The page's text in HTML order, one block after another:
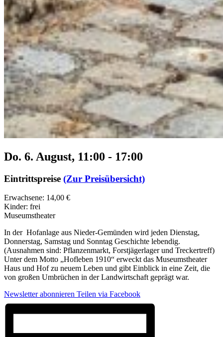
Do. 6. August, 11:00 - 17:00
Eintrittspreise (Zur Preisübersicht)
Erwachsene: 14,00 €
Kinder: frei
Museumstheater
In der Hofanlage aus Nieder-Gemünden wird jeden Dienstag,
Donnerstag, Samstag und Sonntag Geschichte lebendig.
(Ausnahmen sind: Pflanzenmarkt, Forstjägerlager und Treckertreff)
Unter dem Motto „Hofleben 1910“ erweckt das Museumstheater
Haus und Hof zu neuem Leben und gibt Einblick in eine Zeit, die
von großen Umbrüchen in der Landwirtschaft geprägt war.
Newsletter abonnieren Teilen via Facebook